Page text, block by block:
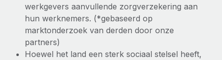
werkgevers aanvullende zorgverzekering aan
hun werknemers. (*gebaseerd op
marktonderzoek van derden door onze
partners)
Hoewel het land een sterk sociaal stelsel heeft,